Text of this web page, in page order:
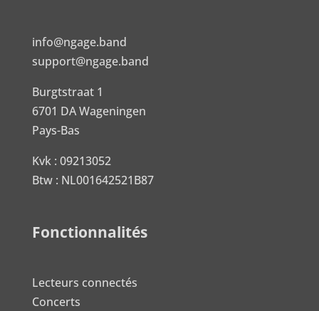
info@ngage.band
support@ngage.band
Burgtstraat 1
6701 DA Wageningen
Pays-Bas
Kvk : 09213052
Btw : NL001642521B87
Fonctionnalités
Lecteurs connectés
Concerts